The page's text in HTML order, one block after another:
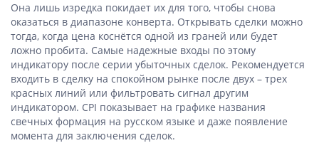
Она лишь изредка покидает их для того, чтобы снова
оказаться в диапазоне конверта. Открывать сделки можно
тогда, когда цена коснётся одной из граней или будет
ложно пробита. Самые надежные входы по этому
индикатору после серии убыточных сделок. Рекомендуется
входить в сделку на спокойном рынке после двух – трех
красных линий или фильтровать сигнал другим
индикатором. CPI показывает на графике названия
свечных формация на русском языке и даже появление
момента для заключения сделок.